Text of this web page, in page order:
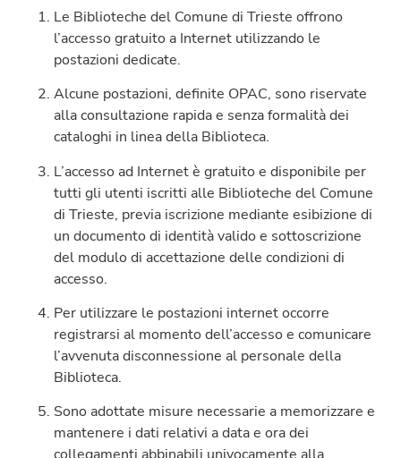
Le Biblioteche del Comune di Trieste offrono
l’accesso gratuito a Internet utilizzando le
postazioni dedicate.
Alcune postazioni, definite OPAC, sono riservate
alla consultazione rapida e senza formalità dei
cataloghi in linea della Biblioteca.
L’accesso ad Internet è gratuito e disponibile per
tutti gli utenti iscritti alle Biblioteche del Comune
di Trieste, previa iscrizione mediante esibizione di
un documento di identità valido e sottoscrizione
del modulo di accettazione delle condizioni di
accesso.
Per utilizzare le postazioni internet occorre
registrarsi al momento dell’accesso e comunicare
l’avvenuta disconnessione al personale della
Biblioteca.
Sono adottate misure necessarie a memorizzare e
mantenere i dati relativi a data e ora dei